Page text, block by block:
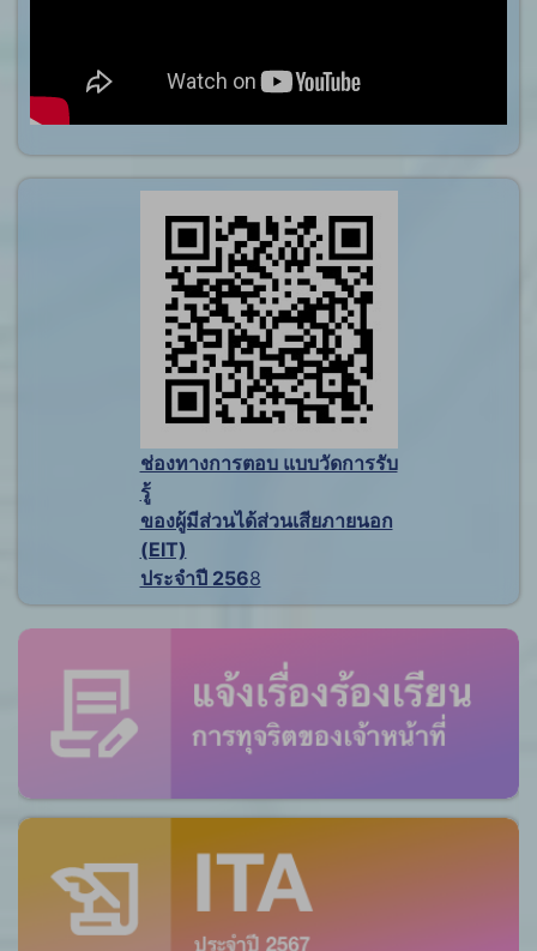
ช่องทางการตอบ แบบวัดการรับ
รู้
ของผู้มีส่วนได้ส่วนเสียภายนอก
(EIT)
ประจำปี 2568